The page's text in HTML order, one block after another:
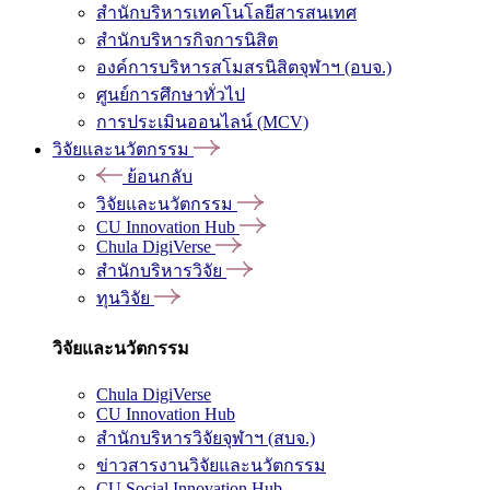
สำนักบริหารเทคโนโลยีสารสนเทศ
สำนักบริหารกิจการนิสิต
องค์การบริหารสโมสรนิสิตจุฬาฯ (อบจ.)
ศูนย์การศึกษาทั่วไป
การประเมินออนไลน์ (MCV)
วิจัยและนวัตกรรม
ย้อนกลับ
วิจัยและนวัตกรรม
CU Innovation Hub
Chula DigiVerse
สำนักบริหารวิจัย
ทุนวิจัย
วิจัยและนวัตกรรม
Chula DigiVerse
CU Innovation Hub
สำนักบริหารวิจัยจุฬาฯ (สบจ.)
ข่าวสารงานวิจัยและนวัตกรรม